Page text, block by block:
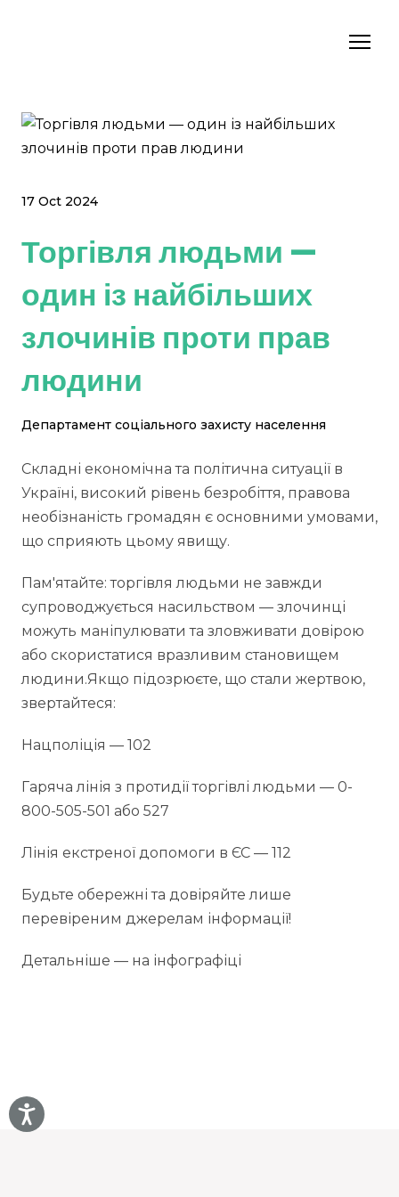
17 Oct 2024
Торгівля людьми —
один із найбільших
злочинів проти прав
людини
Департамент соціального захисту населення
Складні економічна та політична ситуації в
Україні, високий рівень безробіття, правова
необізнаність громадян є основними умовами,
що сприяють цьому явищу.
Пам'ятайте: торгівля людьми не завжди
супроводжується насильством — злочинці
можуть маніпулювати та зловживати довірою
або скористатися вразливим становищем
людини.Якщо підозрюєте, що стали жертвою,
звертайтеся:
Нацполіція — 102
Гаряча лінія з протидії торгівлі людьми — 0-
800-505-501 або 527
Лінія екстреної допомоги в ЄС — 112
Будьте обережні та довіряйте лише
перевіреним джерелам інформації!
Детальніше — на інфографіці